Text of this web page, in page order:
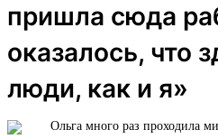
пришла сюда
оказалось, что
люди, как и я»
Ольга много раз проходила